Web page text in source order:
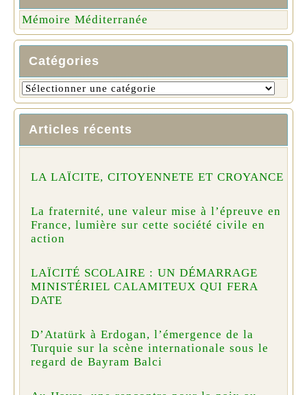
Mémoire Méditerranée
Catégories
Articles récents
LA LAÏCITE, CITOYENNETE ET CROYANCE
La fraternité, une valeur mise à l’épreuve en
France, lumière sur cette société civile en
action
LAÏCITÉ SCOLAIRE : UN DÉMARRAGE
MINISTÉRIEL CALAMITEUX QUI FERA
DATE
D’Atatürk à Erdogan, l’émergence de la
Turquie sur la scène internationale sous le
regard de Bayram Balci